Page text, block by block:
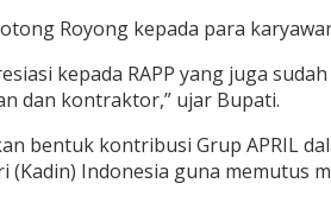
Royong kepada para
kepada RAPP yang juga
dan kontraktor,” ujar Bupati.
bentuk kontribusi Grup APRIL
Indonesia guna memutus